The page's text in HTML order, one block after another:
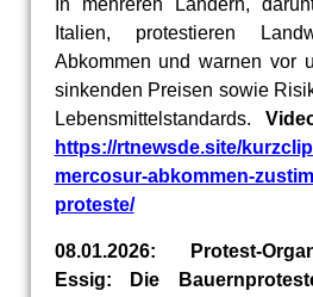
In mehreren Ländern,
Italien, protestieren
Abkommen und warnen vor
sinkenden Preisen sowie
Lebensmittelstandards.
https://rtnewsde.site/
mercosur-abkommen-
proteste/
08.01.2026: Protest-
Essig: Die